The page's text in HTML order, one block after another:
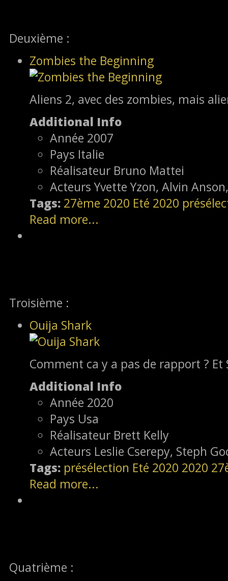
Deuxième :
Zombies the Beginning
Aliens 2, avec des zombies, mais
Additional Info
Année 2007
Pays Italie
Réalisateur Bruno Mattei
Acteurs Yvette Yzon, Alvin
Tags: 27ème 2020 Eté 2020
Read more...
Troisième :
Ouija Shark
Comment ca y a pas de rapport ?
Additional Info
Année 2020
Pays Usa
Réalisateur Brett Kelly
Acteurs Leslie Cserepy, Steph
Tags: présélection Eté 2020 2020
Read more...
Quatrième :